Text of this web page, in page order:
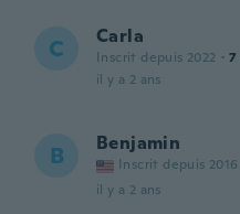
C Carla
Inscrit depuis 2022 · 7
il y a 2 ans
B Benjamin
Inscrit depuis 2016
il y a 2 ans